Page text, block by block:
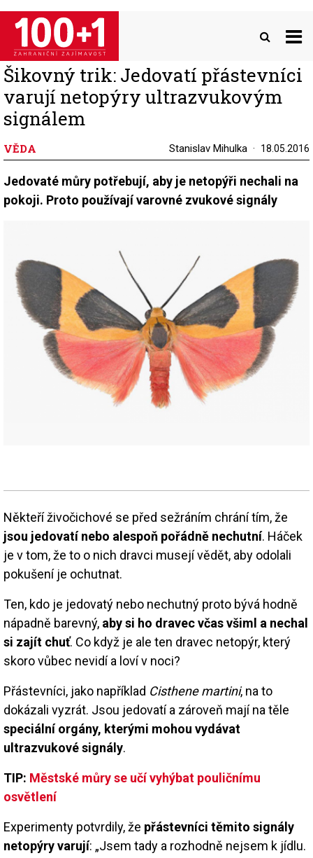
Přejít
hlavnímu
obsahu
Šikovný trik: Jedovatí přástevníci
varují netopýry ultrazvukovým
signálem
VĚDA Stanislav Mihulka 18.05.2016
Jedovaté můry potřebují, aby je netopýři nechali na
pokoji. Proto používají varovné zvukové signály
Někteří živočichové se před sežráním chrání tím, že
jsou jedovatí nebo alespoň pořádně nechutní. Háček
je v tom, že to o nich dravci musejí vědět, aby odolali
pokušení je ochutnat.
Ten, kdo je jedovatý nebo nechutný proto bývá hodně
nápadně barevný, aby si ho dravec včas všiml a nechal
si zajít chuť. Co když je ale ten dravec netopýr, který
skoro vůbec nevidí a loví v noci?
Přástevníci, jako například Cisthene martini, na to
dokázali vyzrát. Jsou jedovatí a zároveň mají na těle
speciální orgány, kterými mohou vydávat
ultrazvukové signály.
TIP: Městské můry se učí vyhýbat pouličnímu
osvětlení
Experimenty potvrdily, že přástevníci těmito signály
netopýry varují: „Jsem tady a rozhodně nejsem k jídlu.